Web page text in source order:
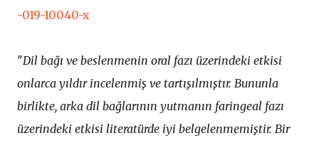
-019-10040-x
"Dil bağı ve beslenmenin oral fazı üzerindeki etkisi
onlarca yıldır incelenmiş ve tartışılmıştır. Bununla
birlikte, arka dil bağlarının yutmanın faringeal fazı
üzerindeki etkisi literatürde iyi belgelenmemiştir. Bir